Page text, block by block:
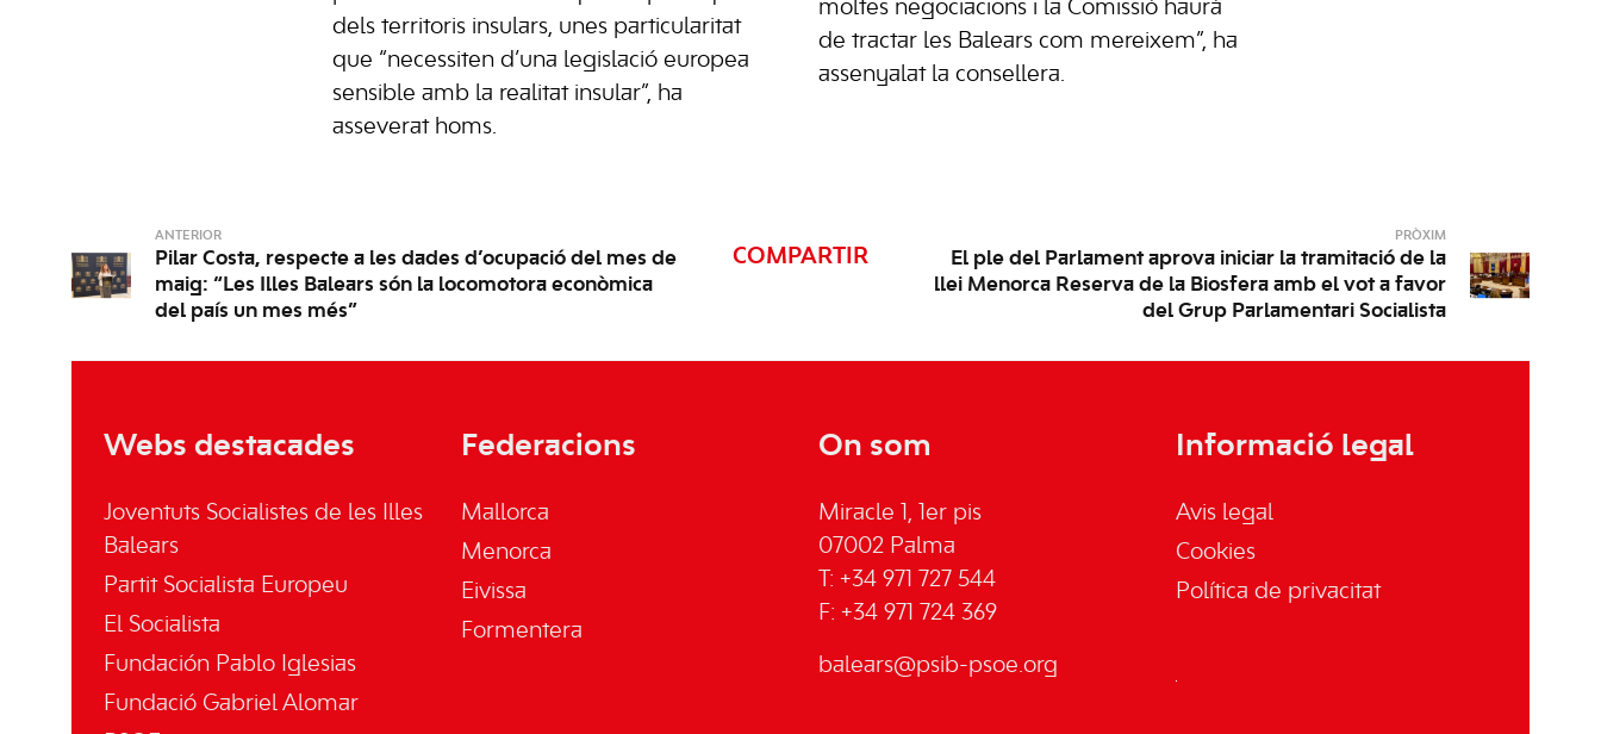
dels territoris insulars, unes particularitat
que “necessiten d’una legislació europea
sensible amb la realitat insular”, ha
asseverat homs.
moltes negociacions i la Comissió haurà
de tractar les Balears com mereixem”, ha
assenyalat la consellera.
ANTERIOR
Pilar Costa, respecte a les dades d’ocupació del mes de
maig: “Les Illes Balears són la locomotora econòmica
del país un mes més”
COMPARTIR
PRÒXIM
El ple del Parlament aprova iniciar la tramitació de la
llei Menorca Reserva de la Biosfera amb el vot a favor
del Grup Parlamentari Socialista
Webs destacades
Joventuts Socialistes de les Illes
Balears
Partit Socialista Europeu
El Socialista
Fundación Pablo Iglesias
Fundació Gabriel Alomar
Federacions
Mallorca
Menorca
Eivissa
Formentera
On som
Miracle 1, 1er pis
07002 Palma
T: +34 971 727 544
F: +34 971 724 369
balears@psib-psoe.org
Informació legal
Avis legal
Cookies
Política de privacitat